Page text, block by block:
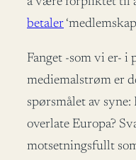
betaler
Fanget -som vi er- i
mediemalstrøm er
spørsmålet av
overlate Europa?
motsetningsfullt